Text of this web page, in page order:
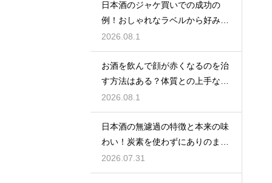
日本酒のジャケ買いでの成功の
例！おしゃれなラベルから好みの
味を探す
2026.08.1
お酒を飲んで顔が赤くなるのを治
す方法はある？体質との上手な付
き合い方
2026.08.1
日本酒の無濾過の特徴と本来の味
わい！炭素を使わずにありのまま
を楽しむ
2026.07.31